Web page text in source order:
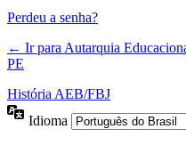
Perdeu a senha?
← Ir para Autarquia
PE
História AEB/FBJ
Idioma